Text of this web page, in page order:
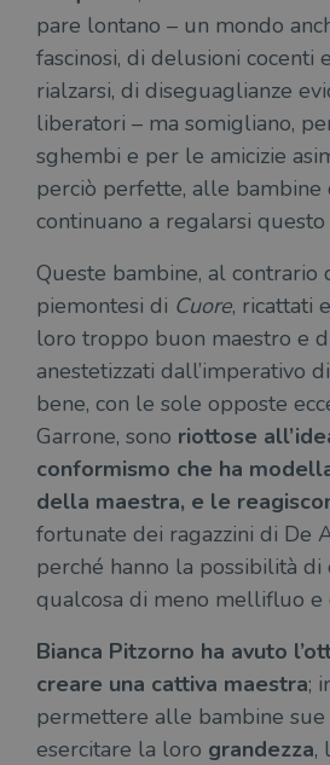
pare lontano – un mondo
fascinosi, di delusioni cocenti
rialzarsi, di diseguaglianze
liberatori – ma somigliano,
sghembi e per le amicizie
perciò perfette, alle bambine
continuano a regalarsi
Queste bambine, al contrario
piemontesi di Cuore, ricattati
loro troppo buon maestro e
anestetizzati dall’imperativo
bene, con le sole opposte
Garrone, sono riottose
conformismo che ha
della maestra, e le
fortunate dei ragazzini di De
perché hanno la possibilità di
qualcosa di meno mellifluo e
Bianca Pitzorno ha avuto
creare una cattiva maestra;
permettere alle bambine
esercitare la loro grandezza,